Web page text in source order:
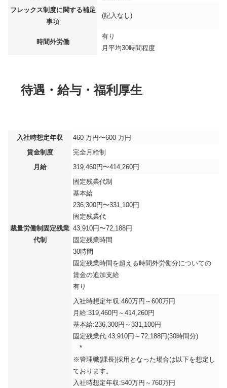
フレックス制度に関する補足
事項
(記入なし)
時間外労働
有り
月平均30時間程度
待遇・給与・福利厚生
入社時想定年収
460 万円〜600 万円
賃金制度
完全月給制
月給
319,460円〜414,260円
裁量労働制固定残業
代制
固定残業代制
基本給
236,300円〜331,100円
固定残業代
43,910円〜72,188円
固定残業時間
30時間
固定残業時間を超える時間外労働分についての
賃金の追加支給
有り
入社時想定年収:460万円～600万円
月給:319,460円～414,260円
基本給:236,300円～331,100円
固定残業代:43,910円～72,188円(30時間分)
*
※管理職(課長)採用となった場合は以下を想定し
ております。
入社時想定年収:540万円～760万円